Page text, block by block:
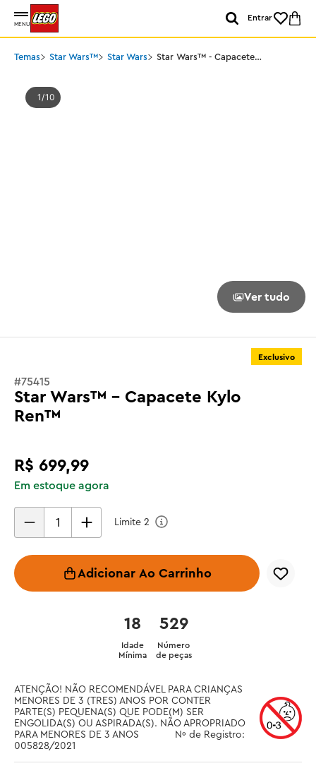
MENU
Entrar
Temas Star Wars™ Star Wars
Star Wars™ - Capacete
1 10
Ver tudo
Exclusivo
#75415
Star Wars™ - Capacete Kylo
Ren™
R$ 699,99
Em estoque agora
Limite 2
Adicionar Ao Carrinho
529
Número
de peças
18
Idade
Mínima
ATENÇÃO! NÃO RECOMENDÁVEL PARA CRIANÇAS
MENORES DE 3 (TRES) ANOS POR CONTER
PARTE(S) PEQUENA(S) QUE PODE(M) SER
ENGOLIDA(S) OU ASPIRADA(S). NÃO APROPRIADO
PARA MENORES DE 3 ANOS		 Nº de Registro:
005828/2021